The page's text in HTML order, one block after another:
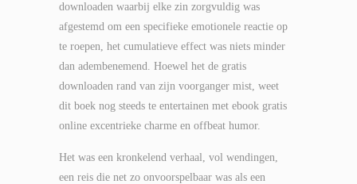
downloaden waarbij elke zin zorgvuldig was
afgestemd om een specifieke emotionele reactie op
te roepen, het cumulatieve effect was niets minder
dan adembenemend. Hoewel het de gratis
downloaden rand van zijn voorganger mist, weet
dit boek nog steeds te entertainen met ebook gratis
online excentrieke charme en offbeat humor.
Het was een kronkelend verhaal, vol wendingen,
een reis die net zo onvoorspelbaar was als een